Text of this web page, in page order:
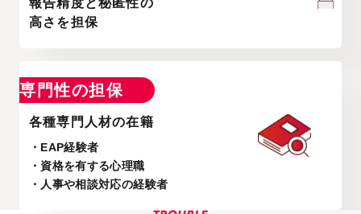
報告精度と秘匿性の
高さを担保
専門性の担保
各種専門人材の在籍
・EAP経験者
・資格を有する心理職
・人事や相談対応の経験者